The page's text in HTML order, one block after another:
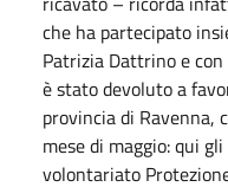
che ha partecipato
Patrizia Dattrino e
è stato devoluto a
provincia di Ravenna,
mese di maggio: qui
volontariato